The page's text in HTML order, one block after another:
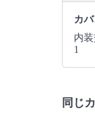
カ
内
1
同じ